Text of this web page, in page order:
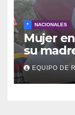
* NACIONALES
Mujer
su
EQUIPO DE